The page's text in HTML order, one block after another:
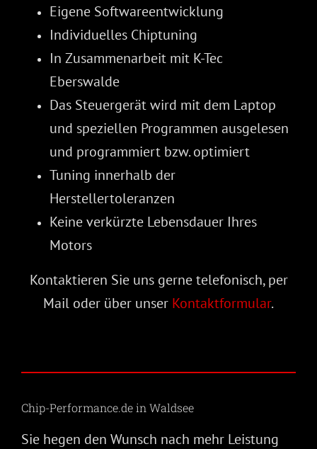
Eigene Softwareentwicklung
Individuelles Chiptuning
In Zusammenarbeit mit K-Tec
Eberswalde
Das Steuergerät wird mit dem Laptop
und speziellen Programmen ausgelesen
und programmiert bzw. optimiert
Tuning innerhalb der
Herstellertoleranzen
Keine verkürzte Lebensdauer Ihres
Motors
Kontaktieren Sie uns gerne telefonisch, per
Mail oder über unser Kontaktformular.
Chip-Performance.de in Waldsee
Sie hegen den Wunsch nach mehr Leistung